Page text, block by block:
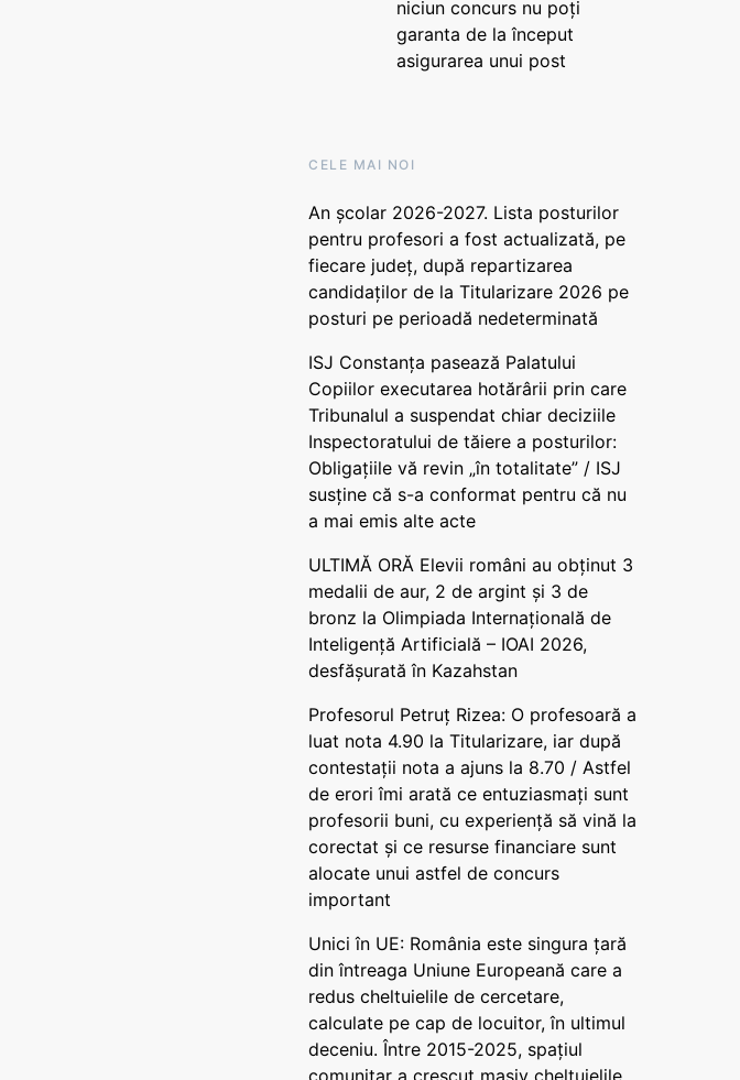
niciun concurs nu poți
garanta de la început
asigurarea unui post
CELE MAI NOI
An școlar 2026-2027. Lista posturilor
pentru profesori a fost actualizată, pe
fiecare județ, după repartizarea
candidaților de la Titularizare 2026 pe
posturi pe perioadă nedeterminată
ISJ Constanța pasează Palatului
Copiilor executarea hotărârii prin care
Tribunalul a suspendat chiar deciziile
Inspectoratului de tăiere a posturilor:
Obligațiile vă revin „în totalitate” / ISJ
susține că s-a conformat pentru că nu
a mai emis alte acte
ULTIMĂ ORĂ Elevii români au obținut 3
medalii de aur, 2 de argint și 3 de
bronz la Olimpiada Internațională de
Inteligență Artificială – IOAI 2026,
desfășurată în Kazahstan
Profesorul Petruț Rizea: O profesoară a
luat nota 4.90 la Titularizare, iar după
contestații nota a ajuns la 8.70 / Astfel
de erori îmi arată ce entuziasmați sunt
profesorii buni, cu experiență să vină la
corectat și ce resurse financiare sunt
alocate unui astfel de concurs
important
Unici în UE: România este singura țară
din întreaga Uniune Europeană care a
redus cheltuielile de cercetare,
calculate pe cap de locuitor, în ultimul
deceniu. Între 2015-2025, spațiul
comunitar a crescut masiv cheltuielile